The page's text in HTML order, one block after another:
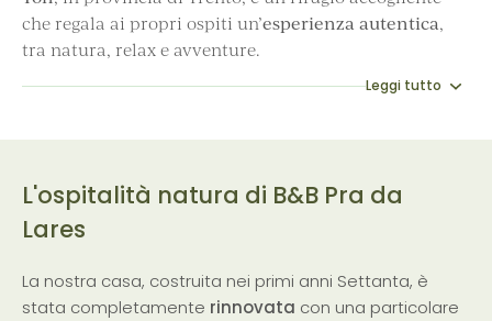
che regala ai propri ospiti un’esperienza autentica,
tra natura, relax e avventure.
Leggi tutto
L'ospitalità natura di B&B Pra da
Lares
La nostra casa, costruita nei primi anni Settanta, è
stata completamente rinnovata con una particolare